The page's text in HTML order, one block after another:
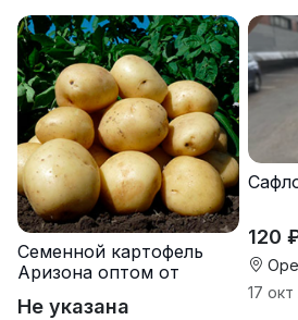
Семенной картофель
Аризона оптом от
Не указана
120
17 окт